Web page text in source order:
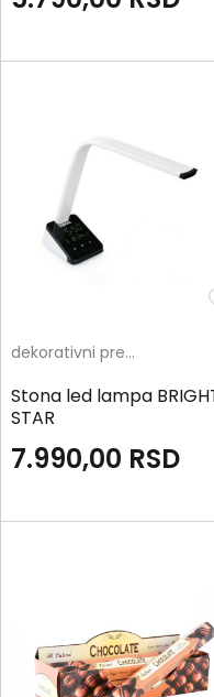
dekorativni predmeti
Stona led lampa
STAR
7.990,00 RSD